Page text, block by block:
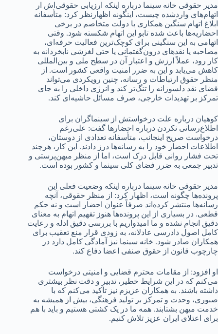
مدیر حقوقی خانه سینما درباره اینکه ارزیابی حقوقی‌اش ار
اتهام‌های واردشده چیست، اینگونه اظهارنظر کرد: متأسفانه
ابلاغ اتهام سنگین همکاری با دولت متخاصم در برخی
احضاریه‌ها باعث شده تابو این اتهام شکسته شود. وقتی
اتهامی به این سنگینی برای کوچک‌ترین فعالیت حرفه‌ای،
مصاحبه یا نقدهای درون‌گفتمانی یا حتی لغزشی نابخردانه به
کار رود، عملاً ارزش و اعتبار آن در سطح ملی و بین‌المللی
کاهش می‌یابد و این به ضرر امنیت واقعی کشور است. از
منظر حقوق ارتباطات و رسانه، چنین رویکردی می‌تواند
فضای نقد دلسوزانه را تنگ‌تر کند و انرژی داخلی را به جای
تمرکز بر تهدیدات خارجی، صرف مسائل حاشیه‌ای کند.
کوهیان درباره علت درخواستش از سینماگران برای
اطلاع‌رسانی نکردن درباره احضارها گفت: علی‌رغم
درخواست صریح اینجانب، متأسفانه تعدادی از دوستان،
اطلاعات احضار خود را به رسانه‌ها درز دادند. این کار، هرچند
تحت فشار روانی قابل درک است، اما از منظر میهن‌پرستی و
تدبیر جمعی به ضرر فضای کلی سینما و کشور بوده است.
مدیر حقوقی خانه سینما درباره اینکه وضعیت فعلی این
پرونده‌ها چگونه است، اظهار کرد: از منظر حقوقی، آنچه
رسانه‌ها منتشر کرده‌اند صرفاً عنوان احضار است و نه حکم
قطعی. در بسیاری از این پرونده‌ها هنوز تفهیم اتهام به معنای
دقیق انجام نشده و ما امیدواریم با بررسی دقیق ادله و رعایت
کامل اصول دادرسی عادلانه، به زودی قرار منع تعقیب برای
همکاران صادر شود. خانه سینما نیز آمادگی کامل دارد در
چارچوب قانون از حقوق صنفی اعضا دفاع کند.
او افزود: از مقامات محترم قضایی و امنیتی درخواست
می‌کنم که در این شرایط خطیر، تدبیر و دقت نظر بیشتری
داشته باشند. به همکاران عزیزم نیز تأکید می‌کنم که با
صبوری، وحدت و تمرکز بر تولید فرهنگی، بیش از همیشه به
خدمت میهن بشتابند. همه ما در یک کشتی هستیم و باید با هم
برای اعتلای ایران عزیز تلاش کنیم.